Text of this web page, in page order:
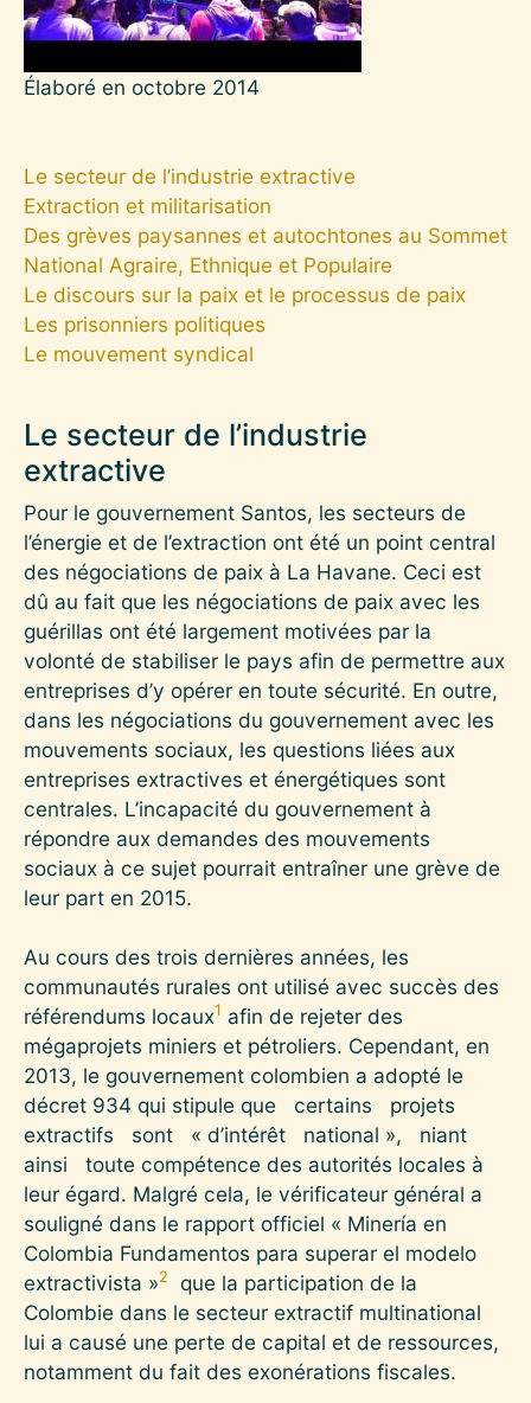
Élaboré en octobre 2014
Le secteur de l’industrie extractive
Extraction et militarisation
Des grèves paysannes et autochtones au Sommet
National Agraire, Ethnique et Populaire
Le discours sur la paix et le processus de paix
Les prisonniers politiques
Le mouvement syndical
Le secteur de l’industrie
extractive
Pour le gouvernement Santos, les secteurs de
l’énergie et de l’extraction ont été un point central
des négociations de paix à La Havane. Ceci est
dû au fait que les négociations de paix avec les
guérillas ont été largement motivées par la
volonté de stabiliser le pays afin de permettre aux
entreprises d’y opérer en toute sécurité. En outre,
dans les négociations du gouvernement avec les
mouvements sociaux, les questions liées aux
entreprises extractives et énergétiques sont
centrales. L’incapacité du gouvernement à
répondre aux demandes des mouvements
sociaux à ce sujet pourrait entraîner une grève de
leur part en 2015.
Au cours des trois dernières années, les
communautés rurales ont utilisé avec succès des
référendums locaux1 afin de rejeter des
mégaprojets miniers et pétroliers. Cependant, en
2013, le gouvernement colombien a adopté le
décret 934 qui stipule que certains projets
extractifs sont « d’intérêt national », niant
ainsi toute compétence des autorités locales à
leur égard. Malgré cela, le vérificateur général a
souligné dans le rapport officiel « Minería en
Colombia Fundamentos para superar el modelo
extractivista »2
que la participation de la
Colombie dans le secteur extractif multinational
lui a causé une perte de capital et de ressources,
notamment du fait des exonérations fiscales.